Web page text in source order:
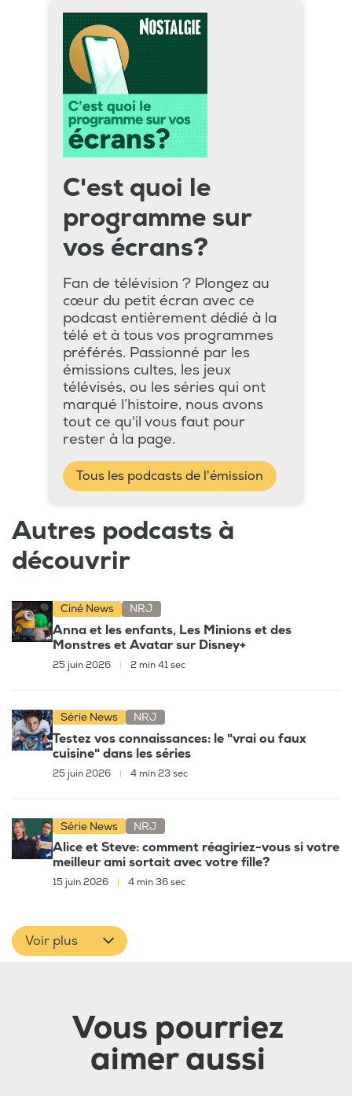
C'est quoi le
programme sur
vos écrans?
Fan de télévision ? Plongez au
cœur du petit écran avec ce
podcast entièrement dédié à la
télé et à tous vos programmes
préférés. Passionné par les
émissions cultes, les jeux
télévisés, ou les séries qui ont
marqué l’histoire, nous avons
tout ce qu'il vous faut pour
rester à la page.
Tous les podcasts de l'émission
Autres podcasts à
découvrir
Ciné News NRJ
Anna et les enfants, Les Minions et des
Monstres et Avatar sur Disney+
25 juin 2026 2 min 41 sec
Série News NRJ
Testez vos connaissances: le "vrai ou faux
cuisine" dans les séries
25 juin 2026 4 min 23 sec
Série News NRJ
Alice et Steve: comment réagiriez-vous si votre
meilleur ami sortait avec votre fille?
15 juin 2026 | 4 min 36 sec
Voir plus
Vous pourriez
aimer aussi